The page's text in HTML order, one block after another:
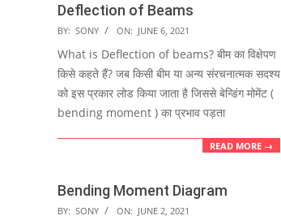
Deflection of Beams
2021-
06-
06
BY: SONY ON: JUNE 6, 2021
What is Deflection of beams? बीम का विक्षेपण
किसे कहते हैं? जब किसी बीम या अन्य संरचनात्मक सदश्य
को इस प्रकार लोड किया जाता है जिससे बेन्डिंग मोमेंट (
bending moment ) का प्रभाव पड़ता
READ MORE →
Bending Moment Diagram
2021-
BY: SONY ON: JUNE 2, 2021